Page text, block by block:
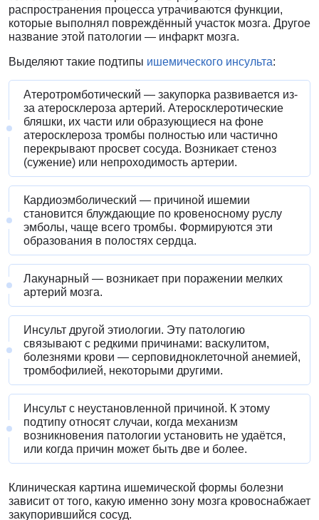
распространения процесса утрачиваются функции,
которые выполнял повреждённый участок мозга. Другое
название этой патологии — инфаркт мозга.
Выделяют такие подтипы ишемического инсульта:
Атеротромботический — закупорка развивается из-
за атеросклероза артерий. Атеросклеротические
бляшки, их части или образующиеся на фоне
атеросклероза тромбы полностью или частично
перекрывают просвет сосуда. Возникает стеноз
(сужение) или непроходимость артерии.
Кардиоэмболический — причиной ишемии
становится блуждающие по кровеносному руслу
эмболы, чаще всего тромбы. Формируются эти
образования в полостях сердца.
Лакунарный — возникает при поражении мелких
артерий мозга.
Инсульт другой этиологии. Эту патологию
связывают с редкими причинами: васкулитом,
болезнями крови — серповидноклеточной анемией,
тромбофилией, некоторыми другими.
Инсульт с неустановленной причиной. К этому
подтипу относят случаи, когда механизм
возникновения патологии установить не удаётся,
или когда причин может быть две и более.
Клиническая картина ишемической формы болезни
зависит от того, какую именно зону мозга кровоснабжает
закупорившийся сосуд.